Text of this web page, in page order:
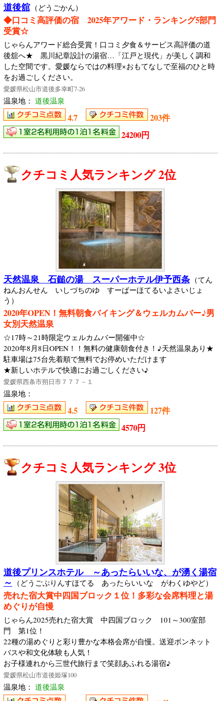
道後舘 （どうごかん）
◆口コミ高評価の宿 2025年アワード・ランキング5部門
受賞☆
じゃらんアワード総合受賞！口コミ夕食＆サービス高評価の道
後舘へ★ 黒川紀章設計の湯宿…「江戸と現代」が美しく調和
した空間です。愛媛ならではの料理×おもてなしで至福のひと時
をお過ごしください。
愛媛県松山市道後多幸町7-26
温泉地： 道後温泉
4.7
203件
24200円
クチコミ人気ランキング 2位
天然温泉 石鎚の湯 スーパーホテル伊予西条 （てん
ねんおんせん いしづちのゆ すーぱーほてるいよさいじょ
う）
2020年OPEN！無料朝食バイキング＆ウェルカムバー♪男
女別天然温泉
☆17時～21時限定ウェルカムバー開催中☆
2020年8月8日OPEN！！無料の健康朝食付き！♪天然温泉あり★
駐車場は75台先着順で無料でお停めいただけます
★新しいホテルで快適にお過ごしください♪
愛媛県西条市朔日市７７７－１
温泉地：
4.5
127件
4570円
クチコミ人気ランキング 3位
道後プリンスホテル ～あったらいいな、が湧く湯宿
～
（どうごぷりんすほてる あったらいいな がわくゆやど）
売れた宿大賞中四国ブロック１位！多彩な会席料理と湯
めぐりが自慢
じゃらん2025売れた宿大賞 中四国ブロック 101～300室部
門 第1位！
22種の湯めぐりと彩り豊かな本格会席が自慢。送迎ボンネット
バスや和文化体験も人気！
お子様連れから三世代旅行まで笑顔あふれる湯宿♪
愛媛県松山市道後姫塚100
温泉地： 道後温泉